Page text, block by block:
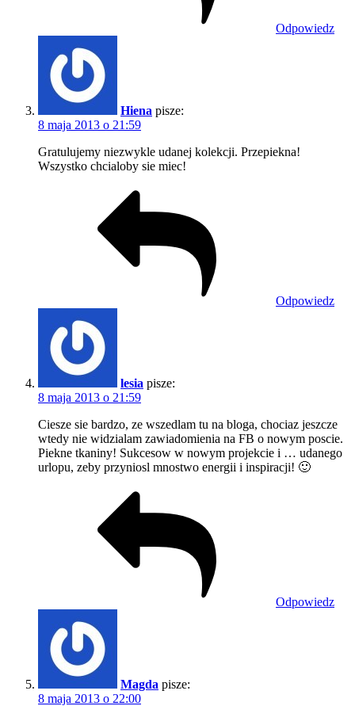
Odpowiedz
Hiena pisze:
8 maja 2013 o 21:59
Gratulujemy niezwykle udanej kolekcji. Przepiekna!
Wszystko chcialoby sie miec!
Odpowiedz
lesia pisze:
8 maja 2013 o 21:59
Ciesze sie bardzo, ze wszedlam tu na bloga, chociaz jeszcze
wtedy nie widzialam zawiadomienia na FB o nowym poscie.
Piekne tkaniny! Sukcesow w nowym projekcie i … udanego
urlopu, zeby przyniosl mnostwo energii i inspiracji! 🙂
Odpowiedz
Magda pisze:
8 maja 2013 o 22:00